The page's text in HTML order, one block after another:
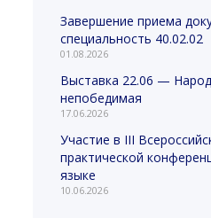
Завершение приема
специальность 40.02.02
01.08.2026
Выставка 22.06 —
непобедимая
17.06.2026
Участие в III
практической
языке
10.06.2026